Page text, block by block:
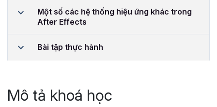
Một số các hệ thống hiệu ứng khác trong
After Effects
Bài tập thực hành
Mô tả khoá học